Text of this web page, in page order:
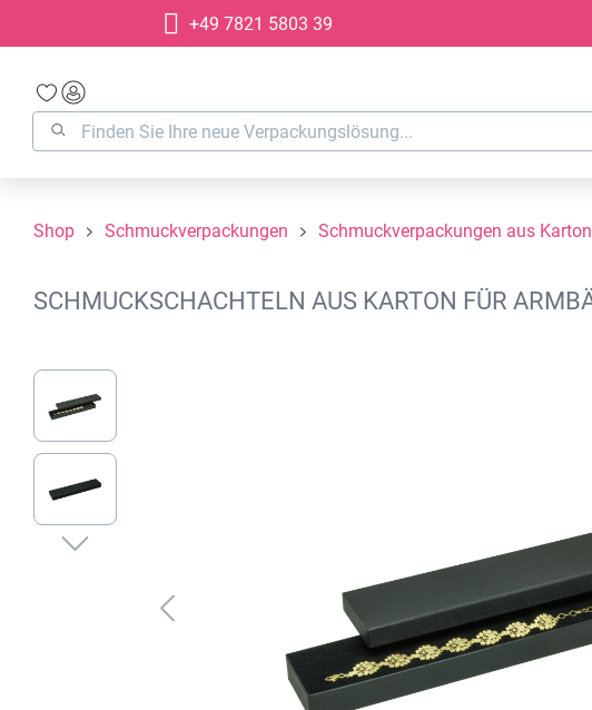
Zur Hauptnavigation springen
+49 7821 5803 39
Shop Schmuckverpackungen Schmuckverpackungen aus Karton
SCHMUCKSCHACHTELN AUS KARTON FÜR
Bildergalerie überspringen